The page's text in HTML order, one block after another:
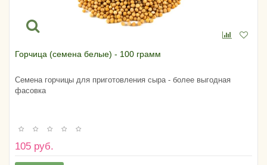
Горчица (семена белые) - 100 грамм
Семена горчицы для приготовления сыра - более выгодная
фасовка
105 руб.